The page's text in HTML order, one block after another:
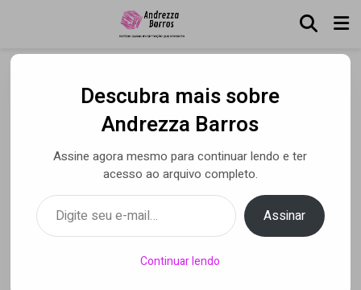
As dicas da Geração Z:
Priscila Miguel,
especialista em Beleza,
fala de tendências que
fogem totalmente do
‘cringe’
Descubra mais sobre
Andrezza Barros
Assine agora mesmo para continuar lendo e ter
acesso ao arquivo completo.
Digite seu e-mail…
Assinar
Continuar lendo